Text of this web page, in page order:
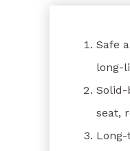
Safe
long-
Solid-
seat,